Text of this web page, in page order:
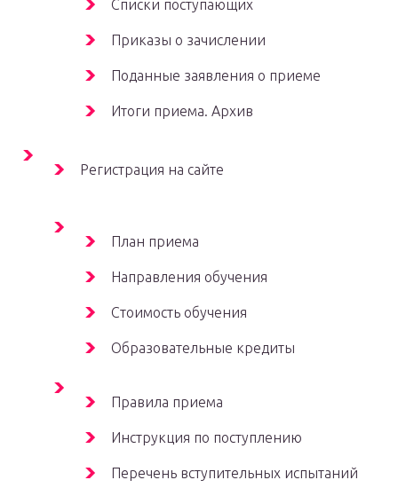
Списки поступающих
Приказы о зачислении
Поданные заявления о приеме
Итоги приема. Архив
Регистрация на сайте
План приема
Направления обучения
Стоимость обучения
Образовательные кредиты
Правила приема
Инструкция по поступлению
Перечень вступительных испытаний